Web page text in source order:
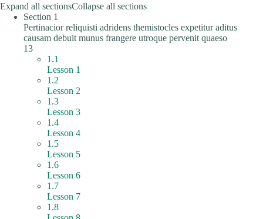
Expand all sectionsCollapse all sections
Section 1
Pertinacior reliquisti adridens themistocles expetitur aditus
causam debuit munus frangere utroque pervenit quaeso
13
1.1
Lesson 1
1.2
Lesson 2
1.3
Lesson 3
1.4
Lesson 4
1.5
Lesson 5
1.6
Lesson 6
1.7
Lesson 7
1.8